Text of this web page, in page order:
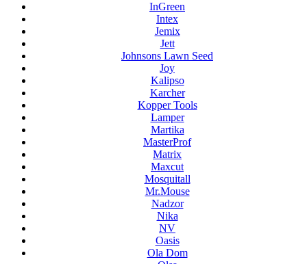
InGreen
Intex
Jemix
Jett
Johnsons Lawn Seed
Joy
Kalipso
Karcher
Kopper Tools
Lamper
Martika
MasterProf
Matrix
Maxcut
Mosquitall
Mr.Mouse
Nadzor
Nika
NV
Oasis
Ola Dom